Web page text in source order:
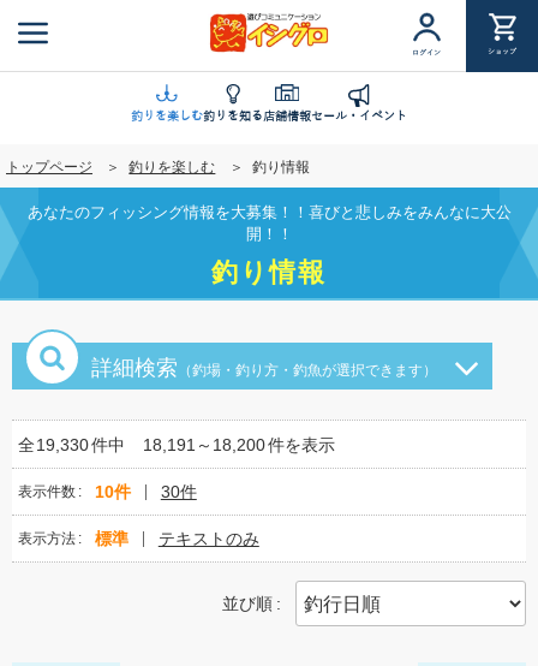
ン
に
移
動
ログイン ショップ
釣りを楽しむ釣りを知る店舗情報セール・イベント
トップページ 釣りを楽しむ 釣り情報
あなたのフィッシング情報を大募集！！喜びと悲しみをみんなに大公
開！！
釣り情報
詳細検索 （釣場・釣り方・釣魚が選択できます）
全19,330件中 18,191～18,200件を表示
表示件数 10件 30件
表示方法 標準 テキストのみ
並び順